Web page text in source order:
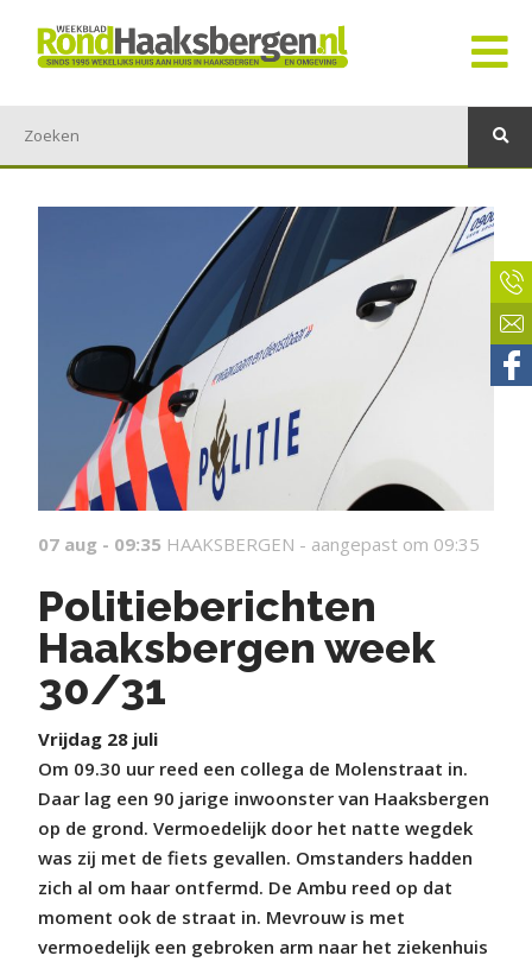
07 aug - 09:35 HAAKSBERGEN - aangepast om 09:35
Politieberichten
Haaksbergen week
30/31
Vrijdag 28 juli
Om 09.30 uur reed een collega de Molenstraat in.
Daar lag een 90 jarige inwoonster van Haaksbergen
op de grond. Vermoedelijk door het natte wegdek
was zij met de fiets gevallen. Omstanders hadden
zich al om haar ontfermd. De Ambu reed op dat
moment ook de straat in. Mevrouw is met
vermoedelijk een gebroken arm naar het ziekenhuis